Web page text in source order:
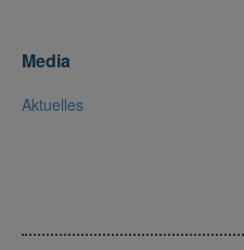
Media
Aktuelles